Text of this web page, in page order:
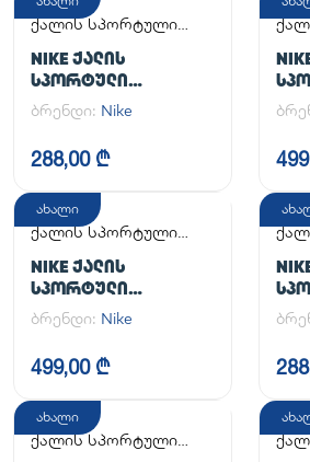
ქალის სპორტული
NIKE ᲥᲐᲚᲘᲡ
ᲡᲞᲝᲠᲢᲣᲚᲘ
ᲤᲔᲮᲡᲐᲪᲛᲔᲚᲘ WMNS
NIKE INITIATOR
ბრენდი: Nike
288,00 ₾
ახალი
ქალის სპორტული
NIKE ᲥᲐᲚᲘᲡ
ᲡᲞᲝᲠᲢᲣᲚᲘ
ᲤᲔᲮᲡᲐᲪᲛᲔᲚᲘ
ბრენდი: Nike
499,00 ₾
ახალი
ქალის სპორტული